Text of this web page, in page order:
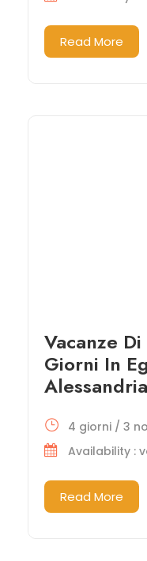
Read More
Vacanze
Giorni In
Alessandria
4 giorni / 3
Availability :
Read More